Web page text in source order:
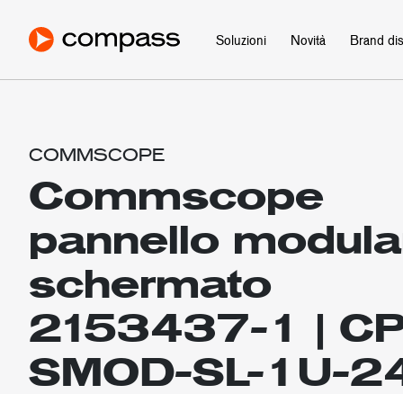
Soluzioni Novità Brand
COMMSCOPE
Commscope
pannello
schermato
2153437-1 |
SMOD-SL-1U-